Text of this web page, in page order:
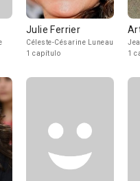
Julie Ferrier
Céleste-Césarine Luneau
1 capítulo
1